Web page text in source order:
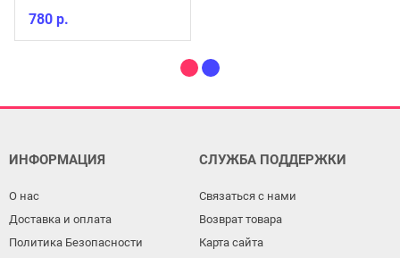
780 р.
ИНФОРМАЦИЯ
О нас
Доставка и оплата
Политика Безопасности
СЛУЖБА ПОДДЕРЖКИ
Связаться с нами
Возврат товара
Карта сайта